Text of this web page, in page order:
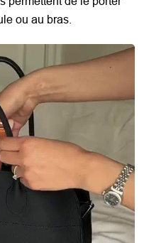
ou au bras.